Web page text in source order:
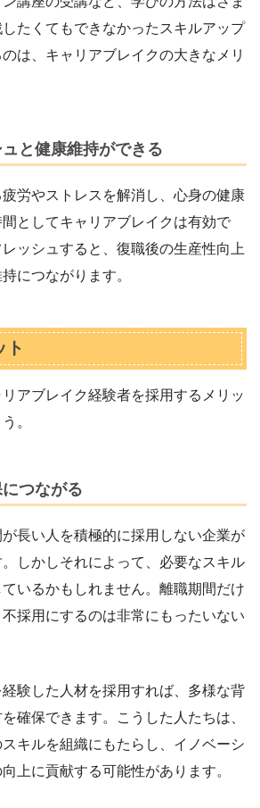
たくてもできなかったスキルアップ
は、キャリアブレイクの大きなメリ
と健康維持ができる
労やストレスを解消し、心身の健康
としてキャリアブレイクは有効で
ッシュすると、復職後の生産性向上
につながります。
ト
アブレイク経験者を採用するメリッ
。
つながる
長い人を積極的に採用しない企業が
しかしそれによって、必要なスキル
いるかもしれません。離職期間だけ
採用にするのは非常にもったいない
験した人材を採用すれば、多様な背
確保できます。こうした人たちは、
キルを組織にもたらし、イノベーシ
上に貢献する可能性があります。